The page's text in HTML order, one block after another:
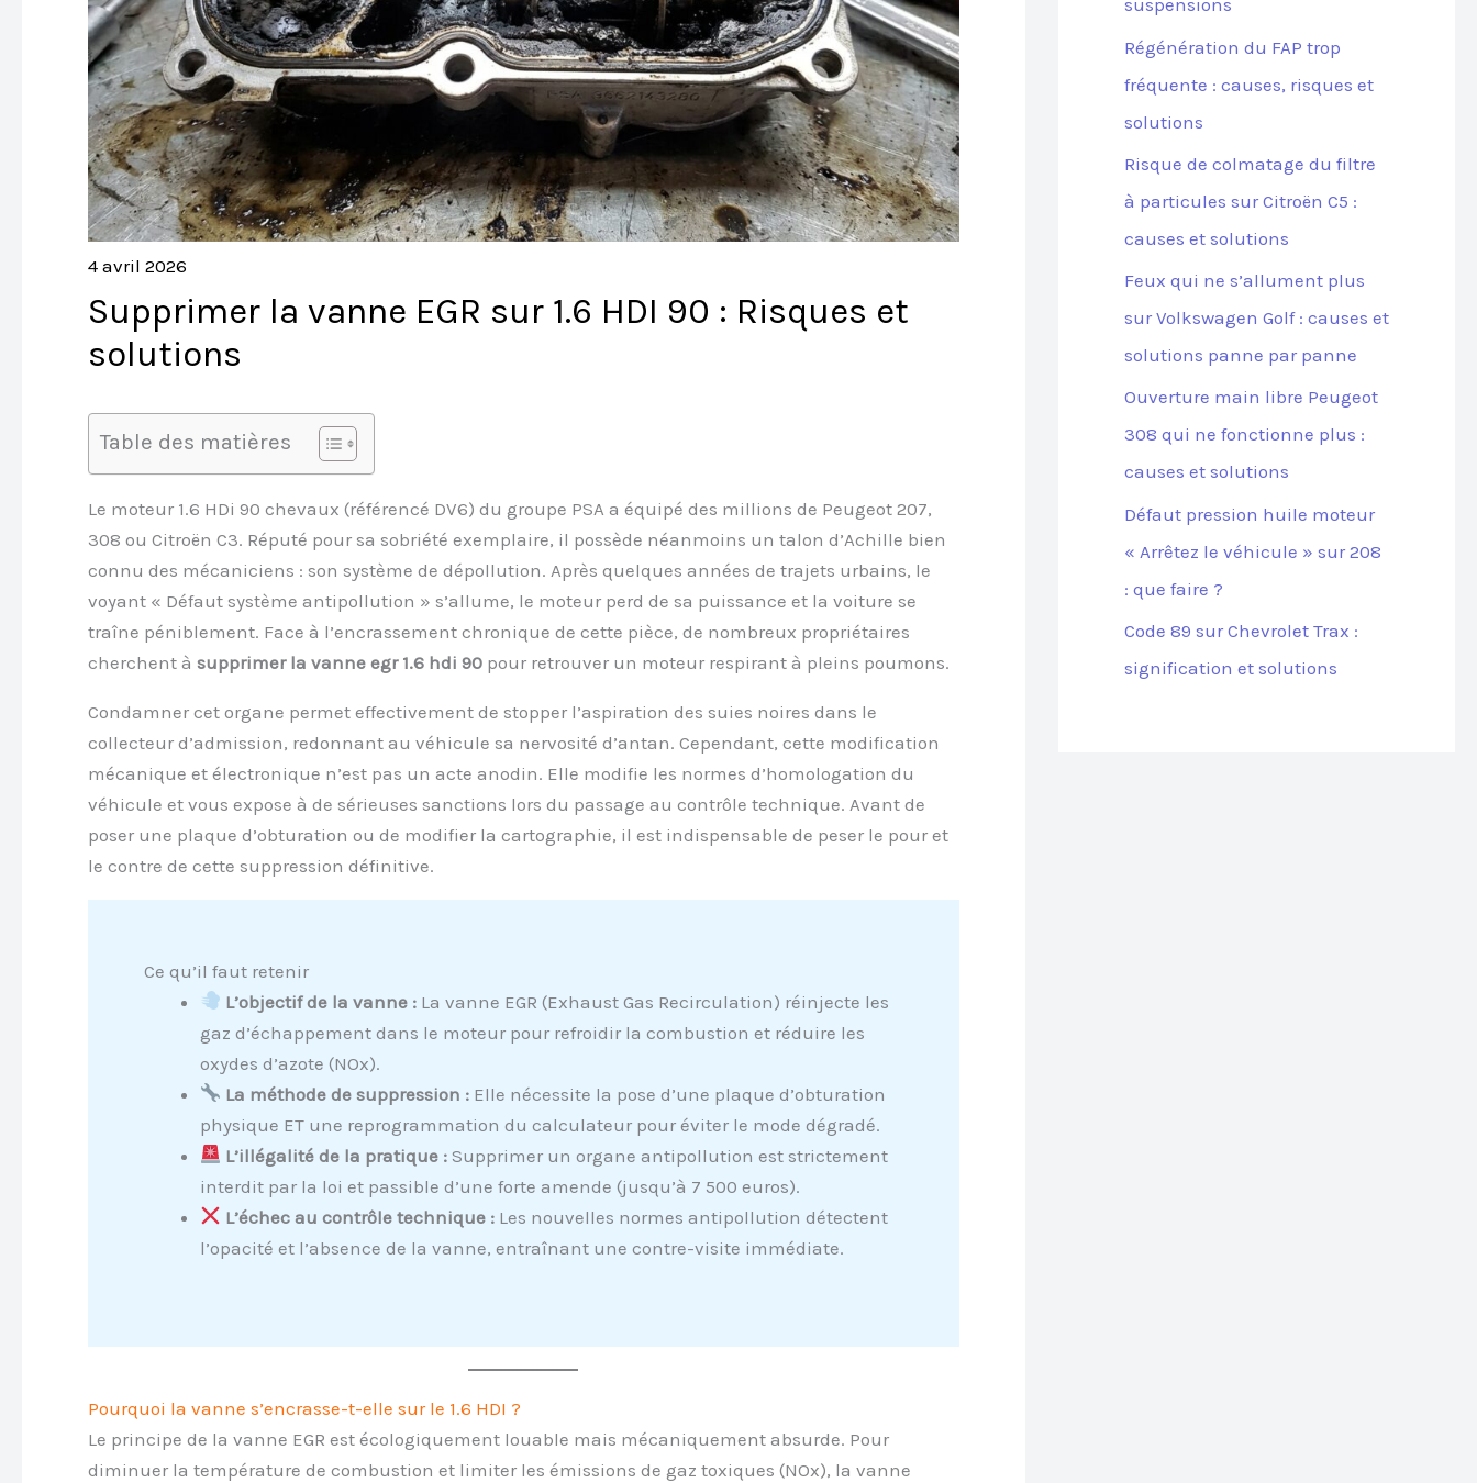
4 avril 2026
Supprimer la vanne EGR sur 1.6 HDI 90 : Risques et
solutions
Table des matières
Le moteur 1.6 HDi 90 chevaux (référencé DV6) du groupe PSA a équipé des millions de Peugeot 207,
308 ou Citroën C3. Réputé pour sa sobriété exemplaire, il possède néanmoins un talon d’Achille bien
connu des mécaniciens : son système de dépollution. Après quelques années de trajets urbains, le
voyant « Défaut système antipollution » s’allume, le moteur perd de sa puissance et la voiture se
traîne péniblement. Face à l’encrassement chronique de cette pièce, de nombreux propriétaires
cherchent à supprimer la vanne egr 1.6 hdi 90 pour retrouver un moteur respirant à pleins poumons.
Condamner cet organe permet effectivement de stopper l’aspiration des suies noires dans le
collecteur d’admission, redonnant au véhicule sa nervosité d’antan. Cependant, cette modification
mécanique et électronique n’est pas un acte anodin. Elle modifie les normes d’homologation du
véhicule et vous expose à de sérieuses sanctions lors du passage au contrôle technique. Avant de
poser une plaque d’obturation ou de modifier la cartographie, il est indispensable de peser le pour et
le contre de cette suppression définitive.
Ce qu’il faut retenir
L’objectif de la vanne : La vanne EGR (Exhaust Gas Recirculation) réinjecte les
gaz d’échappement dans le moteur pour refroidir la combustion et réduire les
oxydes d’azote (NOx).
La méthode de suppression : Elle nécessite la pose d’une plaque d’obturation
physique ET une reprogrammation du calculateur pour éviter le mode dégradé.
L’illégalité de la pratique : Supprimer un organe antipollution est strictement
interdit par la loi et passible d’une forte amende (jusqu’à 7 500 euros).
L’échec au contrôle technique : Les nouvelles normes antipollution détectent
l’opacité et l’absence de la vanne, entraînant une contre-visite immédiate.
Pourquoi la vanne s’encrasse-t-elle sur le 1.6 HDI ?
Le principe de la vanne EGR est écologiquement louable mais mécaniquement absurde. Pour
diminuer la température de combustion et limiter les émissions de gaz toxiques (NOx), la vanne
suspensions
Régénération du FAP trop
fréquente : causes, risques et
solutions
Risque de colmatage du filtre
à particules sur Citroën C5 :
causes et solutions
Feux qui ne s’allument plus
sur Volkswagen Golf : causes et
solutions panne par panne
Ouverture main libre Peugeot
308 qui ne fonctionne plus :
causes et solutions
Défaut pression huile moteur
« Arrêtez le véhicule » sur 208
: que faire ?
Code 89 sur Chevrolet Trax :
signification et solutions